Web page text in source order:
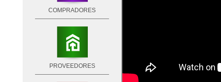
COMPRADORES
PROVEEDORES